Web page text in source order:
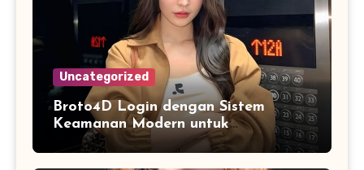
Uncategorized
Broto4D Login dengan Sistem
Keamanan Modern untuk
Mendukung Akses Pengguna yang